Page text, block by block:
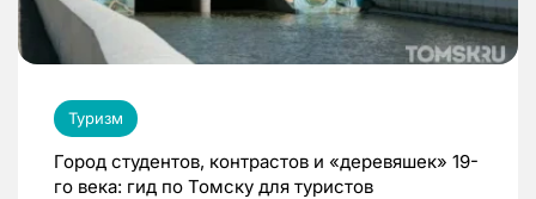
Туризм
Город студентов, контрастов и «деревяшек» 19-
го века: гид по Томску для туристов